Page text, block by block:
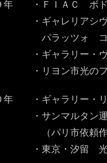
年 ・ＦＩＡＣ ボド
レリアシヴィカ
ツォ コミュナ
ラリー・ヴレ・
ン市光のフェス
年 ・ギャラリー・
マルタン運河 公
市依頼作品）
・汐留 光の柱